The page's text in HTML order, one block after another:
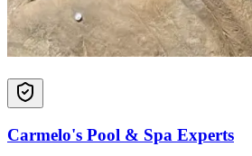
Carmelo's Pool & Spa Experts